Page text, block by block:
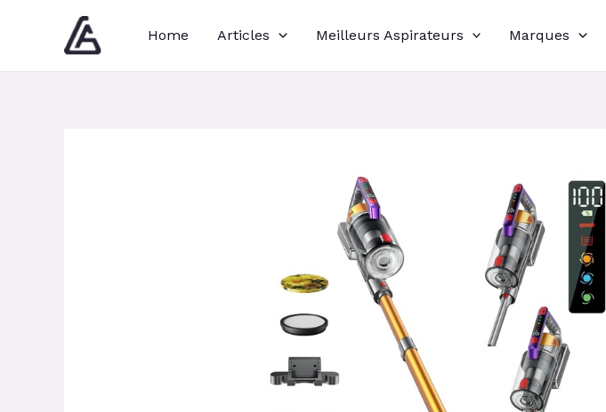
Home Articles Meilleurs Aspirateurs Marques